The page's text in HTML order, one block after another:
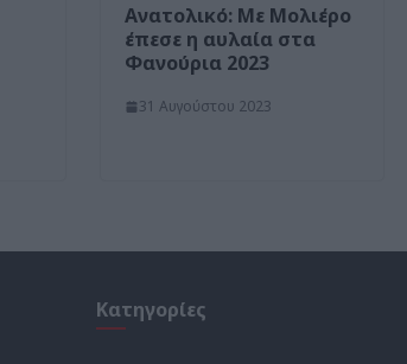
Ανατολικό: Με Μολιέρο
έπεσε η αυλαία στα
Φανούρια 2023
31 Αυγούστου 2023
Κατηγορίες